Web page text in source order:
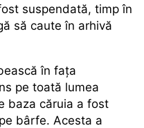
suspendată, timp în
să caute în arhivă
în faţa
pe toată lumea
baza căruia a fost
bârfe. Acesta a